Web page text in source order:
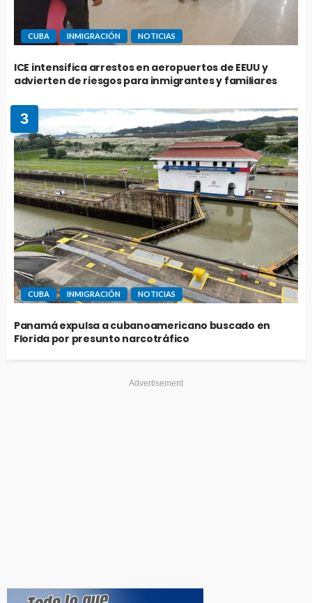
CUBA INMIGRACIÓN NOTICIAS
ICE intensifica arrestos en aeropuertos de EEUU y
advierten de riesgos para inmigrantes y familiares
3
CUBA INMIGRACIÓN NOTICIAS
Panamá expulsa a cubanoamericano buscado en
Florida por presunto narcotráfico
Advertisement